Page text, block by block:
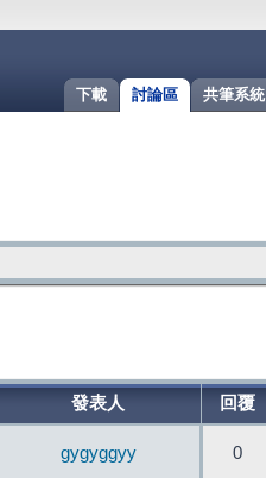
共筆系統
討論區
下載
發表人 回覆
gygyggyy 0